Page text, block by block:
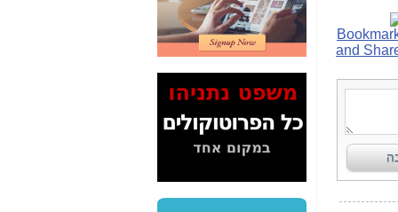
2" על תעלולי השר
משה כחלון -כאן
המשך חשיפת הבלוף
ששמו "מהפיכת
הסלולר" ואיך מסרסים
כאן
סיכום ביקור בסיליקון
באותם תחומים -כאן